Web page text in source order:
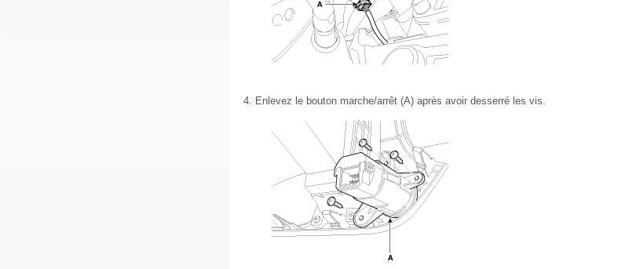
4. Enlevez le bouton marche/arrêt (A) après avoir desserré les vis.